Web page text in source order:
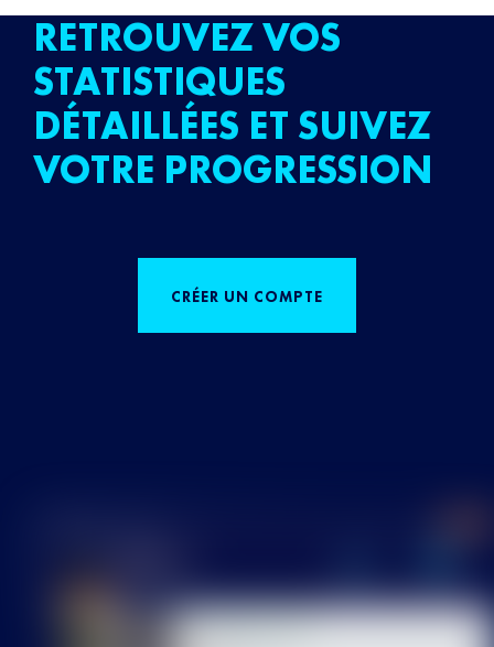
RETROUVEZ VOS
STATISTIQUES
DÉTAILLÉES ET SUIVEZ
VOTRE PROGRESSION
CRÉER UN COMPTE